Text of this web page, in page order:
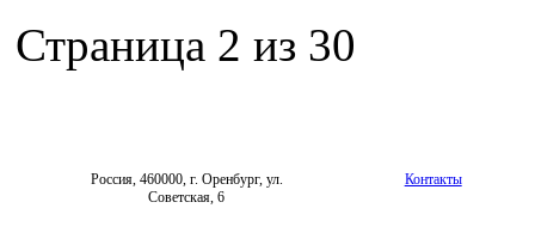
Страница 2 из 30
Россия, 460000, г. Оренбург, ул.
Советская, 6
Контакты